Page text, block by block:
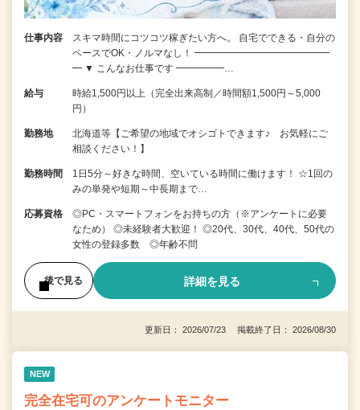
仕事内容
スキマ時間にコツコツ稼ぎたい方へ。 自宅でできる・自分の
ペースでOK・ノルマなし！ ━━━━━━━━━━━━━━
━ ▼ こんなお仕事です ━━━━━…
給与
時給1,500円以上（完全出来高制／時間額1,500円～5,000
円）
勤務地
北海道等【ご希望の地域でオシゴトできます♪ お気軽にご
相談ください！】
勤務時間
1日5分～好きな時間、空いている時間に働けます！ ☆1回の
みの単発や短期～中長期まで…
応募資格
◎PC・スマートフォンをお持ちの方（※アンケートに必要
なため） ◎未経験者大歓迎！ ◎20代、30代、40代、50代の
女性の登録多数 ◎年齢不問
後で見る 詳細を見る
更新日： 2026/07/23 掲載終了日： 2026/08/30
NEW
完全在宅可のアンケートモニター